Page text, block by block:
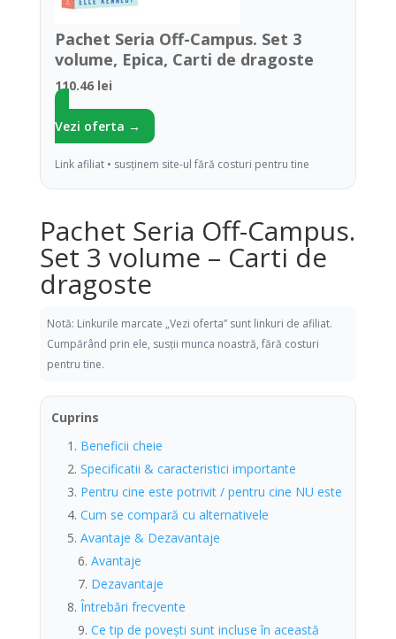
Pachet Seria Off-Campus. Set 3
volume, Epica, Carti de dragoste
110.46 lei
Vezi oferta →
Link afiliat • susținem site-ul fără costuri pentru tine
Pachet Seria Off-Campus.
Set 3 volume – Carti de
dragoste
Notă: Linkurile marcate „Vezi oferta” sunt linkuri de afiliat.
Cumpărând prin ele, susții munca noastră, fără costuri
pentru tine.
Cuprins
Beneficii cheie
Specificatii & caracteristici importante
Pentru cine este potrivit / pentru cine NU este
Cum se compară cu alternativele
Avantaje & Dezavantaje
Avantaje
Dezavantaje
Întrebări frecvente
Ce tip de povești sunt incluse în această